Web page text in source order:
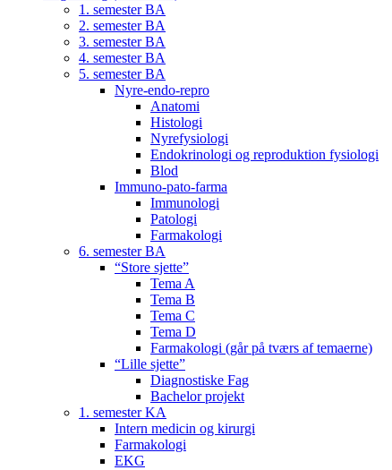
1. semester BA
2. semester BA
3. semester BA
4. semester BA
5. semester BA
Nyre-endo-repro
Anatomi
Histologi
Nyrefysiologi
Endokrinologi og reproduktion fysiologi
Blod
Immuno-pato-farma
Immunologi
Patologi
Farmakologi
6. semester BA
“Store sjette”
Tema A
Tema B
Tema C
Tema D
Farmakologi (går på tværs af temaerne)
“Lille sjette”
Diagnostiske Fag
Bachelor projekt
1. semester KA
Intern medicin og kirurgi
Farmakologi
EKG